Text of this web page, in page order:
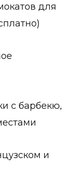
для
с барбекю,
и